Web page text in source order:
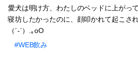
愛犬は明け方、わたしのベッドに上がって
寝坊したかったのに、顔叩かれて起こさ
（´-`）.｡oO
#WEB飲み